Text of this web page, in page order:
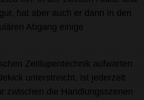
hat aber auch er dann in den
Abgang einige
Zeitlupentechnik aufwarten
unterstreicht, ist jederzeit
zwischen die Handlungsszenen